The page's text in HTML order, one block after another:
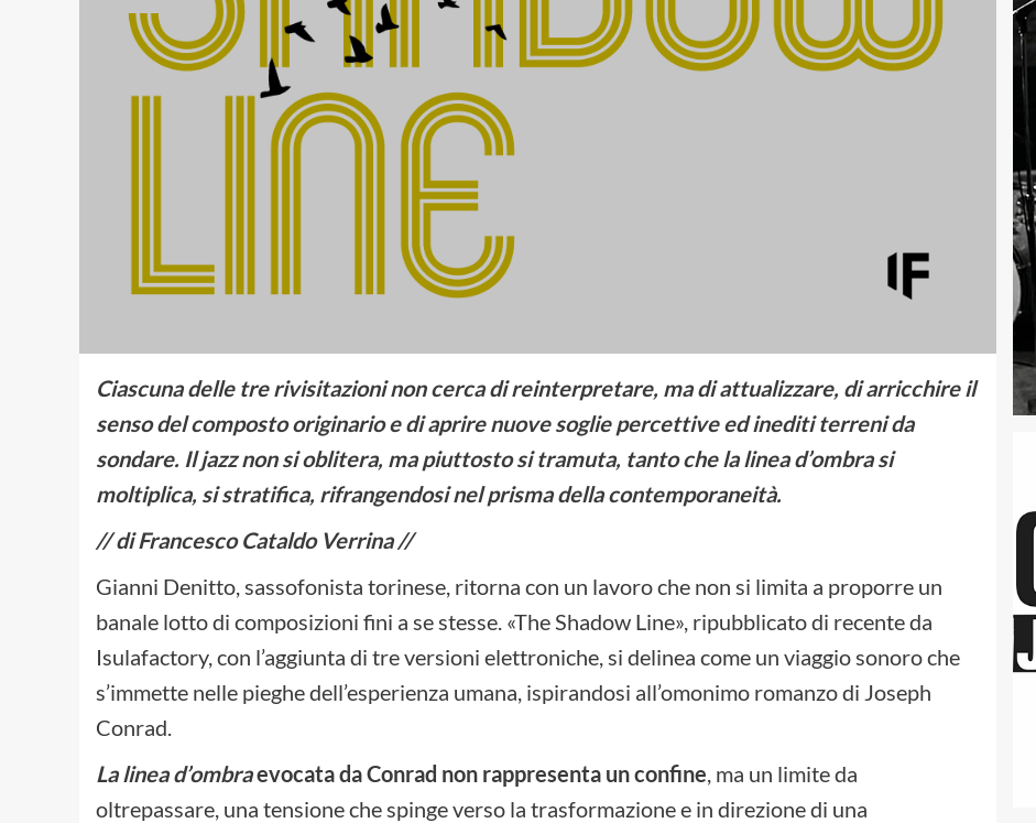
Ciascuna delle tre rivisitazioni non cerca di reinterpretare, ma di attualizzare, di arricchire il
senso del composto originario e di aprire nuove soglie percettive ed inediti terreni da
sondare. Il jazz non si oblitera, ma piuttosto si tramuta, tanto che la linea d’ombra si
moltiplica, si stratifica, rifrangendosi nel prisma della contemporaneità.
// di Francesco Cataldo Verrina //
Gianni Denitto, sassofonista torinese, ritorna con un lavoro che non si limita a proporre un
banale lotto di composizioni fini a se stesse. «The Shadow Line», ripubblicato di recente da
Isulafactory, con l’aggiunta di tre versioni elettroniche, si delinea come un viaggio sonoro che
s’immette nelle pieghe dell’esperienza umana, ispirandosi all’omonimo romanzo di Joseph
Conrad.
La linea d’ombraevocata da Conrad non rappresenta un confine , ma un limite da
oltrepassare, una tensione che spinge verso la trasformazione e in direzione di una